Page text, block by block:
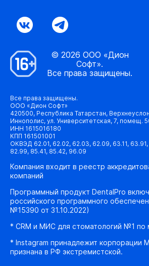
© 2026 ООО «Дион
Софт».
Все права защищены.
Все права защищены.
ООО «Дион Софт»
420500, Республика Татарстан,
Иннополис, ул. Университетская, 7, помещ.
ИНН 1615016180
КПП 161501001
ОКВЭД 62.01, 62.02, 62.03, 62.09, 63.11, 63.91,
82.99, 85.41, 85.42, 96.09
Компания входит в реестр
компаний
Программный продукт DentalPro
российского программного
№15390 от 31.10.2022)
* CRM и МИС для стоматологий №1 по
* Instagram принадлежит корпорации
признана в РФ экстремистской.